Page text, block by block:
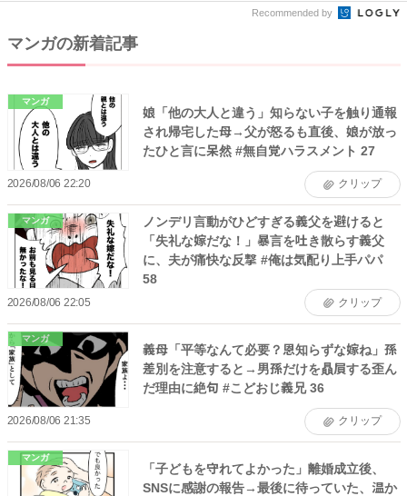
Recommended by
マンガの新着記事
マンガ
娘「他の大人と違う」知らない子を触り通報
され帰宅した母→父が怒るも直後、娘が放っ
たひと言に呆然 #無自覚ハラスメント 27
2026/08/06 22:20 クリップ
マンガ
ノンデリ言動がひどすぎる義父を避けると
「失礼な嫁だな！」暴言を吐き散らす義父
に、夫が痛快な反撃 #俺は気配り上手パパ
58
2026/08/06 22:05 クリップ
マンガ
義母「平等なんて必要？恩知らずな嫁ね」孫
差別を注意すると→男孫だけを贔屓する歪ん
だ理由に絶句 #こどおじ義兄 36
2026/08/06 21:35 クリップ
マンガ
「子どもを守れてよかった」離婚成立後、
SNSに感謝の報告→最後に待っていた、温か